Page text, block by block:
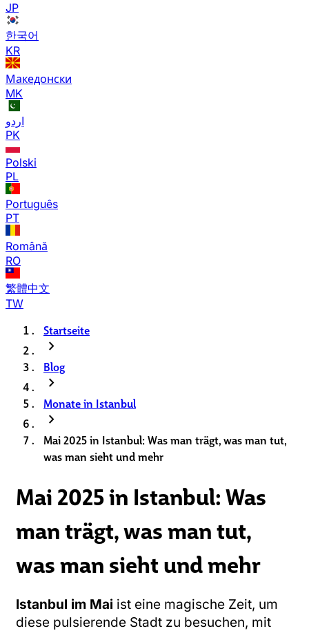
JP
한국어
KR
Македонски
MK
اردو
PK
Polski
PL
Português
PT
Română
RO
繁體中文
TW
Startseite
chevron_right
Blog
chevron_right
Monate in Istanbul
chevron_right
Mai 2025 in Istanbul: Was man trägt, was man tut,
was man sieht und mehr
Mai 2025 in Istanbul: Was
man trägt, was man tut,
was man sieht und mehr
Istanbul im Mai ist eine magische Zeit, um
diese pulsierende Stadt zu besuchen, mit